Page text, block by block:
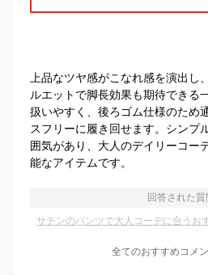
上品なツヤ感がこなれ感を演出し
ルエットで脚長効果も期待できる
扱いやすく、後ろゴム仕様のため
スフリーに履き回せます。シンプ
囲気があり、大人のデイリーコー
能なアイテムです。
回答された質
サテンのパンツで大人コーデに合うお
全てのおすすめコメ